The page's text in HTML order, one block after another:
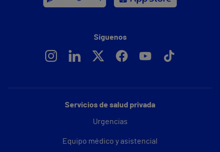
Servicios de salud privada
Urgencias
Equipo médico y asistencial
Síguenos